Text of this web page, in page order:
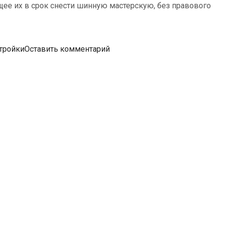
их в срок снести шинную мастерскую, без правового
Оставить комментарий